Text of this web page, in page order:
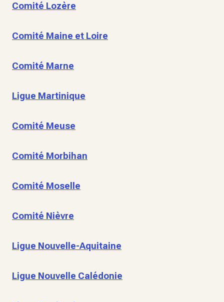
Comité Lozère
Comité Maine et Loire
Comité Marne
Ligue Martinique
Comité Meuse
Comité Morbihan
Comité Moselle
Comité Nièvre
Ligue Nouvelle-Aquitaine
Ligue Nouvelle Calédonie